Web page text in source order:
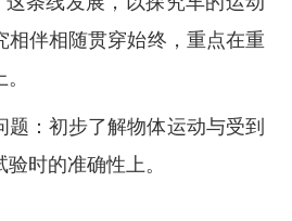
相伴相随贯穿始终，重点在重
题：初步了解物体运动与受到
时的准确性上。